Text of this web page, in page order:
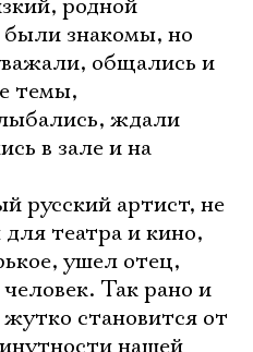
родной
знакомы, но
общались и
темы,
ждали
в зале и на
русский артист, не
театра и кино,
ушел отец,
Так рано и
становится от